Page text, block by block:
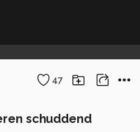
47
schuddend